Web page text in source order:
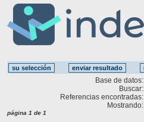
Base de datos:
Buscar:
Referencias encontradas:
Mostrando:
página 1 de 1